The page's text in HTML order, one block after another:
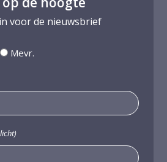
voor de nieuwsbrief
Mevr.